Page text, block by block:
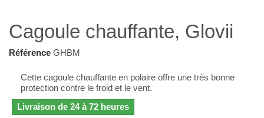
Cagoule chauffante, Glovii
Référence GHBM
Cette cagoule chauffante en polaire offre une très bonne
protection contre le froid et le vent.
Livraison de 24 à 72 heures